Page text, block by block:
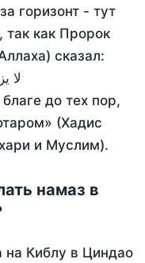
горизонт - тут
так как Пророк
сказал:
لا
до тех пор,
(Хадис
и Муслим).
намаз в
на Киблу в Циндао